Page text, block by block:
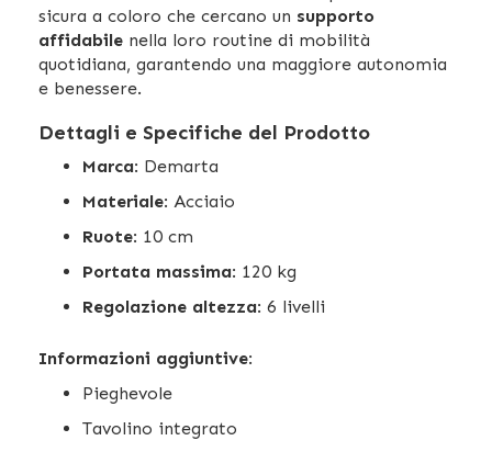
sicura a coloro che cercano un supporto
affidabile nella loro routine di mobilità
quotidiana, garantendo una maggiore autonomia
e benessere.
Dettagli e Specifiche del Prodotto
Marca: Demarta
Materiale: Acciaio
Ruote: 10 cm
Portata massima: 120 kg
Regolazione altezza: 6 livelli
Informazioni aggiuntive:
Pieghevole
Tavolino integrato